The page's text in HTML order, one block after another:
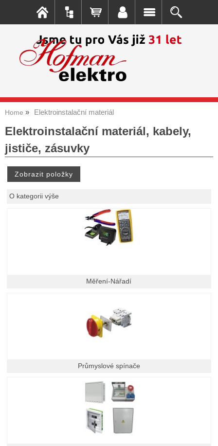
Home Elektroinstalační materiál
Elektroinstalační materiál, kabely,
jističe, zásuvky
O kategorii výše
Měření-Nářadí
Průmyslové spínače